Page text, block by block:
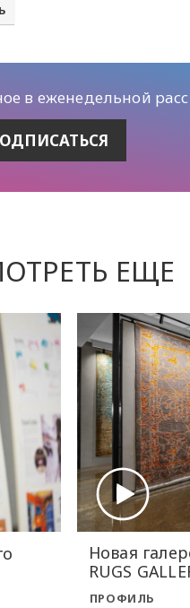
в еженедельной
ЕЩЕ
Новая
RUGS
ПРОФИЛЬ